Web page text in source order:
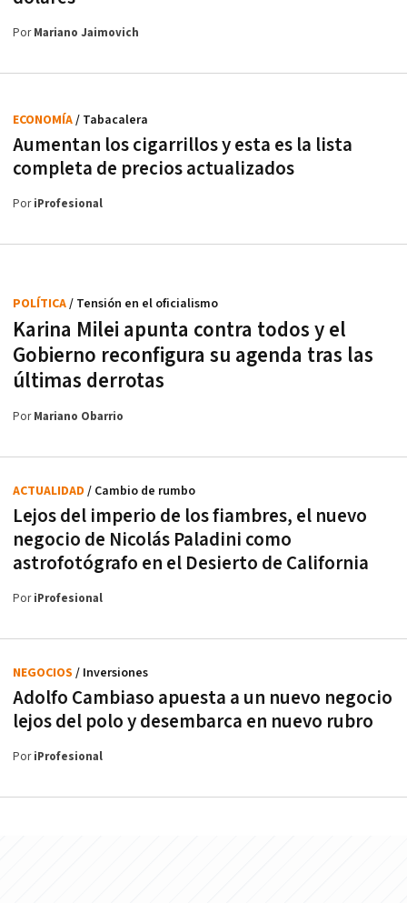
PorMariano Jaimovich
Aumentan los cigarrillos y esta es la lista
completa de precios actualizados
ECONOMÍA/ Tabacalera
PoriProfesional
Karina Milei apunta contra todos y el
Gobierno reconfigura su agenda tras las
últimas derrotas
POLÍTICA/ Tensión en el oficialismo
PorMariano Obarrio
Lejos del imperio de los fiambres, el nuevo
negocio de Nicolás Paladini como
astrofotógrafo en el Desierto de California
ACTUALIDAD / Cambio de rumbo
PoriProfesional
Adolfo Cambiaso apuesta a un nuevo negocio
lejos del polo y desembarca en nuevo rubro
NEGOCIOS / Inversiones
PoriProfesional